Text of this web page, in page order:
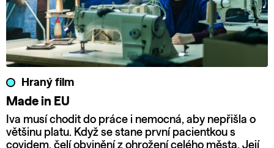
Hraný film
Made in EU
Iva musí chodit do práce i nemocná, aby nepřišla o
většinu platu. Když se stane první pacientkou s
covidem, čelí obvinění z ohrožení celého města. Její